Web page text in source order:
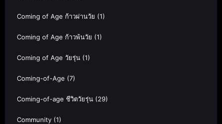
Coming of Age ก้าวผ่านวัย (1)
Coming of Age ก้าวพ้นวัย (1)
Coming of Age วัยรุ่น (1)
Coming-of-Age (7)
Coming-of-age ชีวิตวัยรุ่น (29)
Community (1)